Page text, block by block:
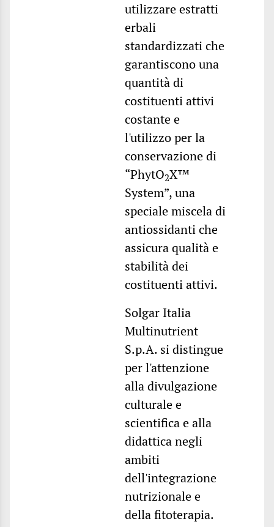
utilizzare estratti
erbali
standardizzati che
garantiscono una
quantità di
costituenti attivi
costante e
l'utilizzo per la
conservazione di
“PhytO2X™
System”, una
speciale miscela di
antiossidanti che
assicura qualità e
stabilità dei
costituenti attivi.
Solgar Italia
Multinutrient
S.p.A. si distingue
per l'attenzione
alla divulgazione
culturale e
scientifica e alla
didattica negli
ambiti
dell'integrazione
nutrizionale e
della fitoterapia.